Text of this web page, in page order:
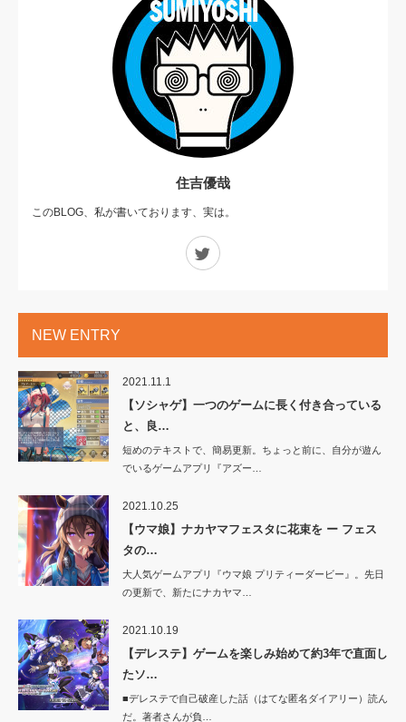
住吉優哉
このBLOG、私が書いております、実は。
NEW ENTRY
2021.11.1
【ソシャゲ】一つのゲームに長く付き合っている
と、良…
短めのテキストで、簡易更新。ちょっと前に、自分が遊ん
でいるゲームアプリ『アズー…
2021.10.25
【ウマ娘】ナカヤマフェスタに花束を ー フェス
タの…
大人気ゲームアプリ『ウマ娘 プリティーダービー』。先日
の更新で、新たにナカヤマ…
2021.10.19
【デレステ】ゲームを楽しみ始めて約3年で直面し
たソ…
■デレステで自己破産した話（はてな匿名ダイアリー）読ん
だ。著者さんが負…